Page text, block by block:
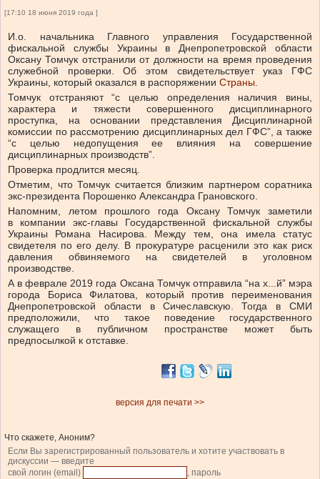
[17:10 18 июня 2019 года ]
И.о. начальника Главного управления Государственной
фискальной службы Украины в Днепропетровской области
Оксану Томчук отстранили от должности на время проведения
служебной проверки. Об этом свидетельствует указ ГФС
Украины, который оказался в распоряжении Страны.
Томчук отстраняют “с целью определения наличия вины,
характера и тяжести совершенного дисциплинарного
проступка, на основании представления Дисциплинарной
комиссии по рассмотрению дисциплинарных дел ГФС”, а также
“с целью недопущения ее влияния на совершение
дисциплинарных производств”.
Проверка продлится месяц.
Отметим, что Томчук считается близким партнером соратника
экс-президента Порошенко Александра Грановского.
Напомним, летом прошлого года Оксану Томчук заметили
в компании экс-главы Государственной фискальной службы
Украины Романа Насирова. Между тем, она имела статус
свидетеля по его делу. В прокуратуре расценили это как риск
давления обвиняемого на свидетелей в уголовном
производстве.
А в феврале 2019 года Оксана Томчук отправила “на х...й” мэра
города Бориса Филатова, который против переименования
Днепропетровской области в Сичеславскую. Тогда в СМИ
предположили, что такое поведение государственного
служащего в публичном пространстве может быть
предпосылкой к отставке.
версия для печати >>
Что скажете, Аноним?
Если Вы зарегистрированный пользователь и хотите участвовать в
дискуссии — введите
свой логин (email)
, пароль